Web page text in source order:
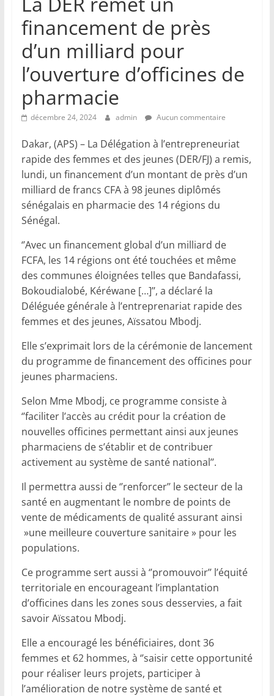
financement de près
d’un milliard pour
l’ouverture d’officines de
pharmacie
décembre 24, 2024 admin Aucun commentaire
Dakar, (APS) – La Délégation à l’entrepreneuriat
rapide des femmes et des jeunes (DER/FJ) a remis,
lundi, un financement d’un montant de près d’un
milliard de francs CFA à 98 jeunes diplômés
sénégalais en pharmacie des 14 régions du
Sénégal.
‘’Avec un financement global d’un milliard de
FCFA, les 14 régions ont été touchées et même
des communes éloignées telles que Bandafassi,
Bokoudialobé, Kéréwane […]’’, a déclaré la
Déléguée générale à l’entreprenariat rapide des
femmes et des jeunes, Aïssatou Mbodj.
Elle s’exprimait lors de la cérémonie de lancement
du programme de financement des officines pour
jeunes pharmaciens.
Selon Mme Mbodj, ce programme consiste à
‘’faciliter l’accès au crédit pour la création de
nouvelles officines permettant ainsi aux jeunes
pharmaciens de s’établir et de contribuer
activement au système de santé national’’.
Il permettra aussi de ‘’renforcer’’ le secteur de la
santé en augmentant le nombre de points de
vente de médicaments de qualité assurant ainsi
»une meilleure couverture sanitaire » pour les
populations.
Ce programme sert aussi à ‘’promouvoir’’ l’équité
territoriale en encourageant l’implantation
d’officines dans les zones sous desservies, a fait
savoir Aïssatou Mbodj.
Elle a encouragé les bénéficiaires, dont 36
femmes et 62 hommes, à ‘’saisir cette opportunité
pour réaliser leurs projets, participer à
l’amélioration de notre système de santé et